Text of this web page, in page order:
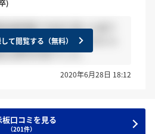
)
基幹職で内定を頂いた者で
の方に7~10日以内と伝えら
は即日内定でした。
て閲覧する（無料）
2020年6月28日 18:12
板口コミを見る
（201件）